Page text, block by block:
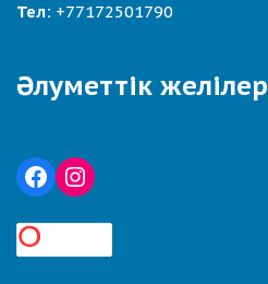
Тел: +77172501790
Әлуметтік желілер